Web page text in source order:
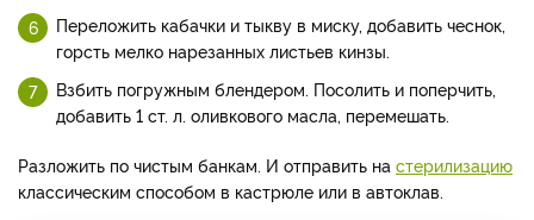
Переложить кабачки и тыкву в миску, добавить чеснок,
горсть мелко нарезанных листьев кинзы.
Взбить погружным блендером. Посолить и поперчить,
добавить 1 ст. л. оливкового масла, перемешать.
Разложить по чистым банкам. И отправить на стерилизацию
классическим способом в кастрюле или в автоклав.